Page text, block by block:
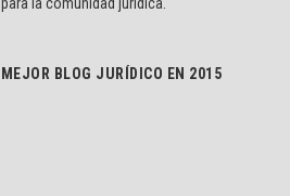
MEJOR BLOG JURÍDICO EN 2015